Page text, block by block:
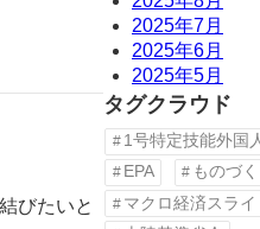
びたいと
2025年7月
2025年6月
2025年5月
タグクラウド
1号特定技能外国
EPA
ものづ
マクロ経済スライ